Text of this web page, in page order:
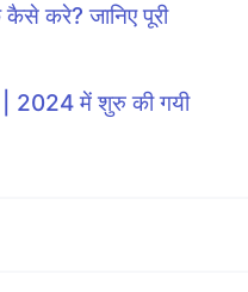
कैसे करे? जानिए पूरी
2024 में शुरु की गयी